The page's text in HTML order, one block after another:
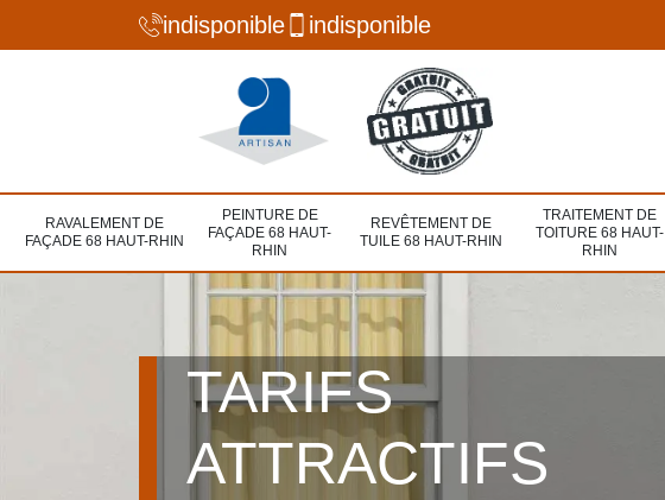
indisponible indisponible
RAVALEMENT DE
FAÇADE 68 HAUT-RHIN
PEINTURE DE
FAÇADE 68 HAUT-
RHIN
REVÊTEMENT DE
TUILE 68 HAUT-RHIN
TRAITEMENT DE
TOITURE 68 HAUT-
RHIN
TARIFS
ATTRACTIFS